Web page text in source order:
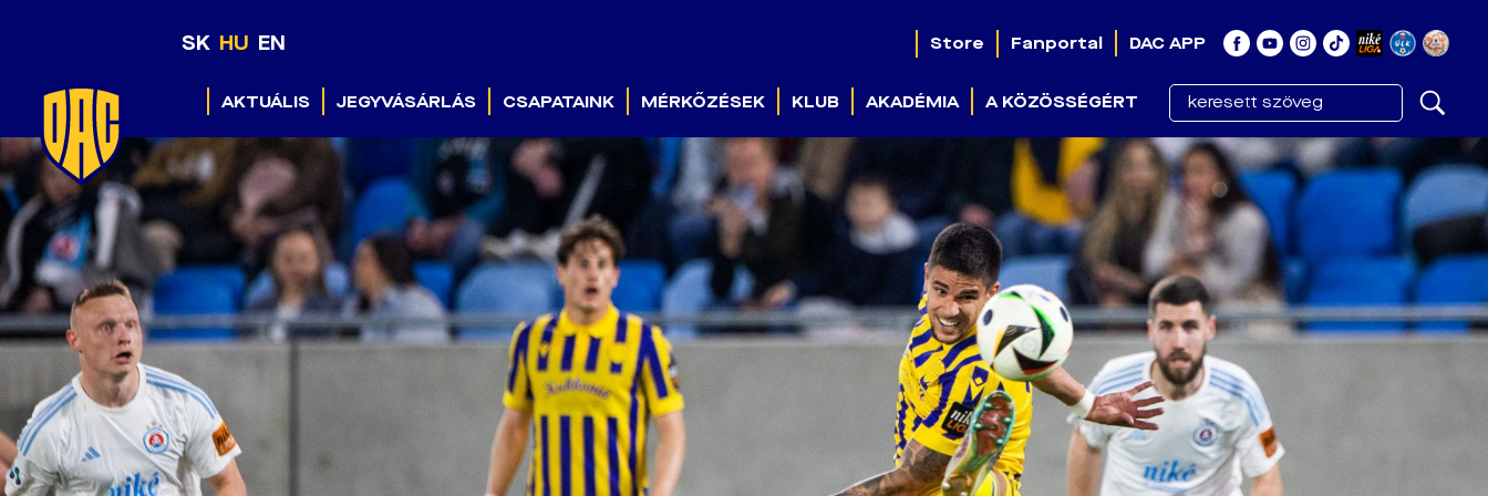
SK HU EN Store Fanportal DAC APP
AKTUÁLIS JEGYVÁSÁRLÁS CSAPATAINK MÉRKŐZÉSEK KLUB AKADÉMIA A KÖZÖSSÉGÉRT